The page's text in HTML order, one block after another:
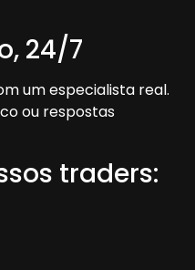
24/7
um especialista real.
ou respostas
traders: